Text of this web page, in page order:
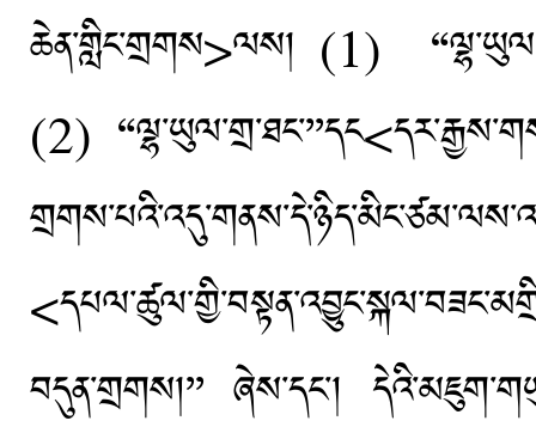
ཆེན་གླིང་གྲགས>ལས། (1)
(2)
བདུན་གྲགས།’’ ཞེས་དང་།